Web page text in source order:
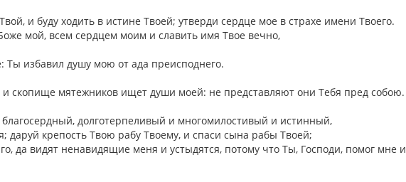
и буду ходить в истине Твоей; утверди сердце мое в страхе имени Твоего.
мой, всем сердцем моим и славить имя Твое вечно,
Ты избавил душу мою от ада преисподнего.
и скопище мятежников ищет души моей: не представляют они Тебя пред собою.
долготерпеливый и многомилостивый и истинный,
крепость Твою рабу Твоему, и спаси сына рабы Твоей;
да видят ненавидящие меня и устыдятся, потому что Ты, Господи, помог мне и